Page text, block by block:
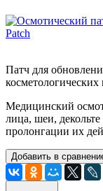
Патч для
косметологических
Медицинский
лица, шеи,
пролонгации их
Добавить в